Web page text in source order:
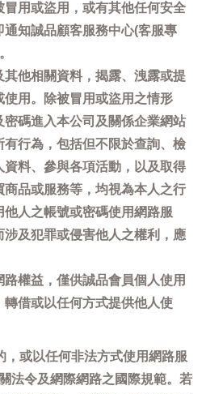
冒用或盜用，或有其他任何安全
通知誠品顧客服務中心(客服專
其他相關資料，揭露、洩露或提
使用。除被冒用或盜用之情形
密碼進入本公司及關係企業網站
有行為，包括但不限於查詢、檢
資料、參與各項活動，以及取得
商品或服務等，均視為本人之行
人之帳號或密碼使用網路服
涉及犯罪或侵害他人之權利，應
權益，僅供誠品會員個人使用
轉借或以任何方式提供他人使
，或以任何非法方式使用網路服
法令及網際網路之國際規範。若